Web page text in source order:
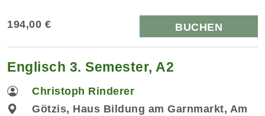
194,00 € BUCHEN
Englisch 3. Semester, A2
Christoph Rinderer
Götzis, Haus Bildung am Garnmarkt, Am